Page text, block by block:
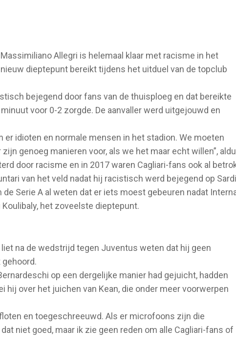
Allegri is helemaal klaar met racisme in het
dieptepunt bereikt tijdens het uitduel van de topclub
bejegend door fans van de thuisploeg en dat bereikte
voor 0-2 zorgde. De aanvaller werd uitgejouwd en
er idioten en normale mensen in het stadion. We moeten
genoeg manieren voor, als we het maar echt willen”,
door racisme en in 2017 waren Cagliari-fans ook al
van het veld nadat hij racistisch werd bejegend op
Serie A al weten dat er iets moest gebeuren nadat
het zoveelste dieptepunt.
na de wedstrijd tegen Juventus weten dat hij geen
op een dergelijke manier had gejuicht, hadden
hij over het juichen van Kean, die onder meer voorwerpen
en toegeschreeuwd. Als er microfoons zijn die
niet goed, maar ik zie geen reden om alle Cagliari-fans of